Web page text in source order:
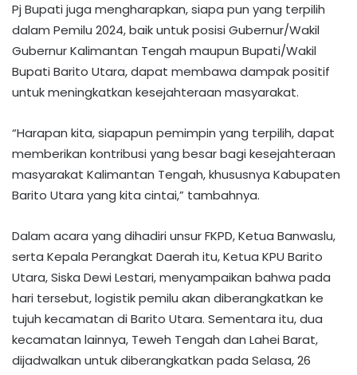
Pj Bupati juga mengharapkan, siapa pun yang terpilih
dalam Pemilu 2024, baik untuk posisi Gubernur/Wakil
Gubernur Kalimantan Tengah maupun Bupati/Wakil
Bupati Barito Utara, dapat membawa dampak positif
untuk meningkatkan kesejahteraan masyarakat.
“Harapan kita, siapapun pemimpin yang terpilih, dapat
memberikan kontribusi yang besar bagi kesejahteraan
masyarakat Kalimantan Tengah, khususnya Kabupaten
Barito Utara yang kita cintai,” tambahnya.
Dalam acara yang dihadiri unsur FKPD, Ketua Banwaslu,
serta Kepala Perangkat Daerah itu, Ketua KPU Barito
Utara, Siska Dewi Lestari, menyampaikan bahwa pada
hari tersebut, logistik pemilu akan diberangkatkan ke
tujuh kecamatan di Barito Utara. Sementara itu, dua
kecamatan lainnya, Teweh Tengah dan Lahei Barat,
dijadwalkan untuk diberangkatkan pada Selasa, 26